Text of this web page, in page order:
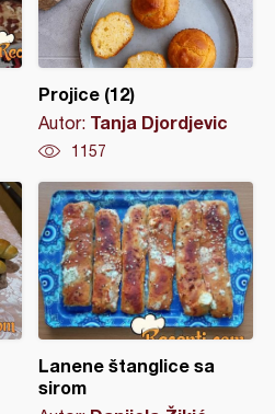
Projice (12)
Autor: Tanja Djordjevic
1157
Lanene štanglice sa
sirom